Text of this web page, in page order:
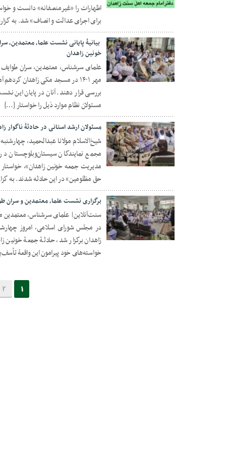
22 اکتبر 2022
اظهارات را «غیرمنصفانه» دانست و
برای اجرای عدالت و انصاف» شد. به
07 اکتبر 2022
بیانیۀ پایانی نشست علما، معتمدین،
خونین زاهدان
بررسی قرار دهند. آنان در پایان این
مسئولان نظام موارد ذیل را خواستار […]
مسئولان ارشد استانی در حادثۀ ناگوار
مجمع نمایندگان سیستان‌وبلوچستان در
مدیریت جمعه خونین زاهدان»،
حق مظلومین» در این حادثه شدند. به
05 اکتبر 2022
برگزاری نشست علما، معتمدین و سران
سنت‌آنلاین| علمای سرشناس، معتمدین
زاهدان برگزار شد، حادثۀ جمعۀ خونین
خواسته‌های خود پیرامون این واقعۀ
1
2